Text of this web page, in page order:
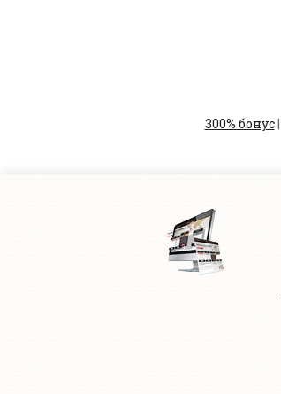
300% бонус|